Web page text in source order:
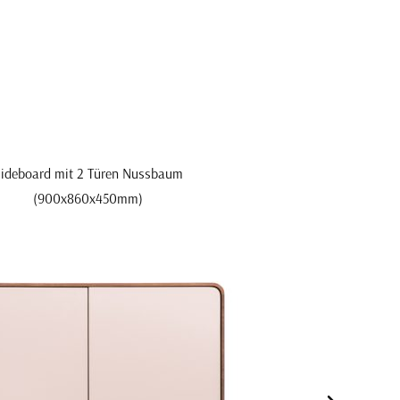
mit 2 Türen Nussbaum
(900x860x450mm)